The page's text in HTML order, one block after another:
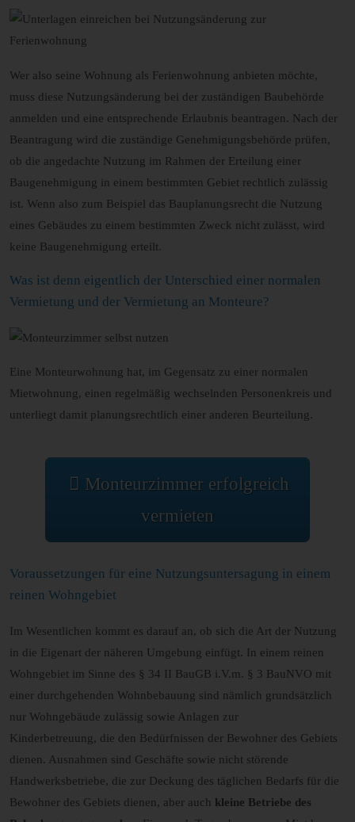
Wer also seine Wohnung als Ferienwohnung anbieten möchte,
muss diese Nutzungsänderung bei der zuständigen Baubehörde
anmelden und eine entsprechende Erlaubnis beantragen. Nach der
Beantragung wird die zuständige Genehmigungsbehörde prüfen,
ob die angedachte Nutzung im Rahmen der Erteilung einer
Baugenehmigung in einem bestimmten Gebiet rechtlich zulässig
ist. Wenn also zum Beispiel das Bauplanungsrecht die Nutzung
eines Gebäudes zu einem bestimmten Zweck nicht zulässt, wird
keine Baugenehmigung erteilt.
Was ist denn eigentlich der Unterschied einer normalen
Vermietung und der Vermietung an Monteure?
Eine Monteurwohnung hat, im Gegensatz zu einer normalen
Mietwohnung, einen regelmäßig wechselnden Personenkreis und
unterliegt damit planungsrechtlich einer anderen Beurteilung.
Monteurzimmer erfolgreich
vermieten
Voraussetzungen für eine Nutzungsuntersagung in einem
reinen Wohngebiet
Im Wesentlichen kommt es darauf an, ob sich die Art der Nutzung
in die Eigenart der näheren Umgebung einfügt. In einem reinen
Wohngebiet im Sinne des § 34 II BauGB i.V.m. § 3 BauNVO mit
einer durchgehenden Wohnbebauung sind nämlich grundsätzlich
nur Wohngebäude zulässig sowie Anlagen zur
Kinderbetreuung, die den Bedürfnissen der Bewohner des Gebiets
dienen. Ausnahmen sind Geschäfte sowie nicht störende
Handwerksbetriebe, die zur Deckung des täglichen Bedarfs für die
Bewohner des Gebiets dienen, aber auch kleine Betriebe des